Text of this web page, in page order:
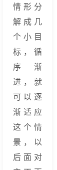
情形分
解成几
个小目
标，循
序渐
进，就
可以逐
渐适应
这个情
景，以
后面对